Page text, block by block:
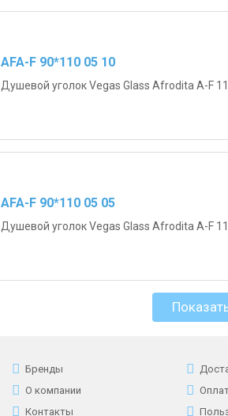
AFA-F 90*110 05 10
Душевой уголок Vegas Glass Afrodita A-F
AFA-F 90*110 05 05
Душевой уголок Vegas Glass Afrodita A-F
Бренды
О компании
Контакты